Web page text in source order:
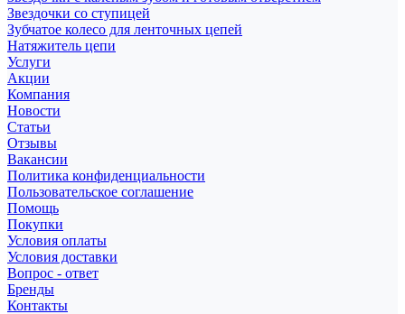
Звездочки со ступицей
Зубчатое колесо для ленточных цепей
Натяжитель цепи
Услуги
Акции
Компания
Новости
Статьи
Отзывы
Вакансии
Политика конфиденциальности
Пользовательское соглашение
Помощь
Покупки
Условия оплаты
Условия доставки
Вопрос - ответ
Бренды
Контакты